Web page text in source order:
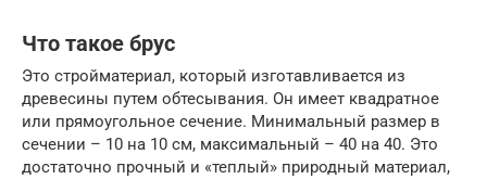
Что такое брус
Это стройматериал, который изготавливается из
древесины путем обтесывания. Он имеет квадратное
или прямоугольное сечение. Минимальный размер в
сечении – 10 на 10 см, максимальный – 40 на 40. Это
достаточно прочный и «теплый» природный материал,